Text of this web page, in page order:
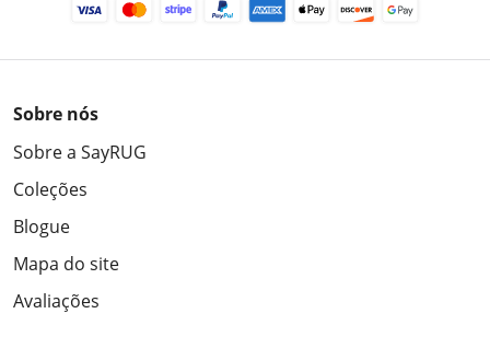
Sobre nós
Sobre a SayRUG
Coleções
Blogue
Mapa do site
Avaliações